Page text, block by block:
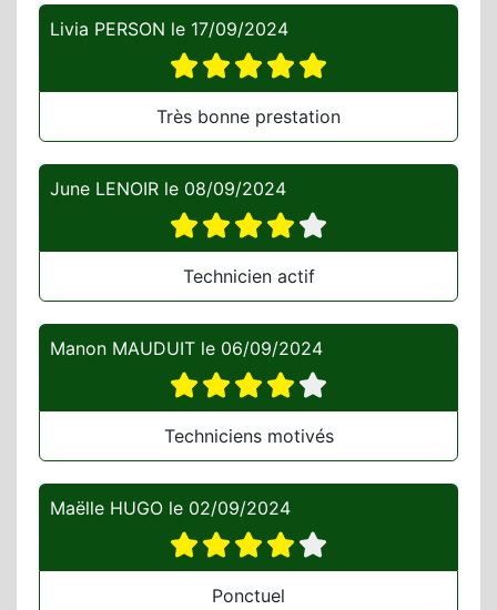
Livia PERSON le 17/09/2024
Très bonne prestation
June LENOIR le 08/09/2024
Technicien actif
Manon MAUDUIT le 06/09/2024
Techniciens motivés
Maëlle HUGO le 02/09/2024
Ponctuel